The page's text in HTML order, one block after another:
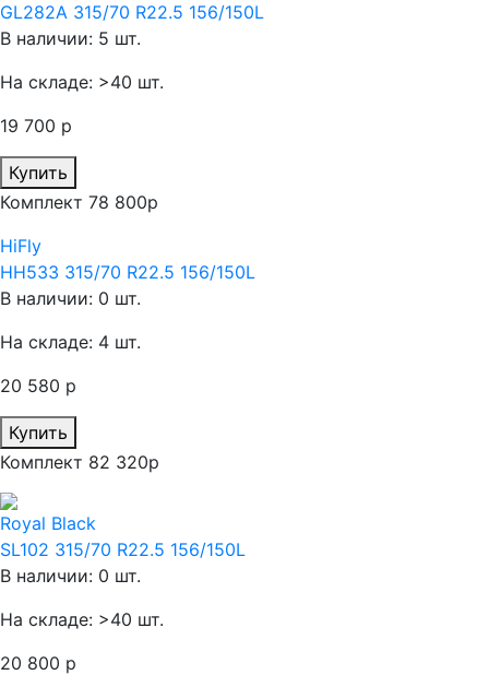
GL282A 315/70 R22.5 156/150L
В наличии: 5 шт.
На складе: >40 шт.
19 700 р
Купить
Комплект 78 800р
HiFly
HH533 315/70 R22.5 156/150L
В наличии: 0 шт.
На складе: 4 шт.
20 580 р
Купить
Комплект 82 320р
Royal Black
SL102 315/70 R22.5 156/150L
В наличии: 0 шт.
На складе: >40 шт.
20 800 р